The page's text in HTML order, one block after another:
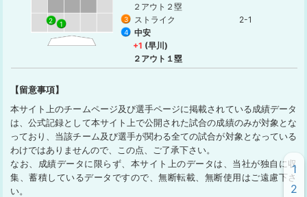
1
2
２アウト２塁
3 ストライク 2-1
4
中安
+1 (早川)
２アウト１塁
【留意事項】
本サイト上のチームページ及び選手ページに掲載されている成績データ
は、公式記録として本サイト上で公開された試合の成績のみが対象とな
っており、当該チーム及び選手が関わる全ての試合が対象となっている
わけではありませんので、この点、ご了承下さい。
なお、成績データに限らず、本サイト上のデータは、当社が独自に収
集、蓄積しているデータですので、無断転載、無断使用はご遠慮下さ
い。
1
2